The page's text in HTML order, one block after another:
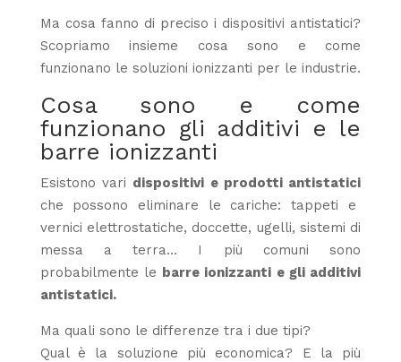
Ma cosa fanno di preciso i dispositivi antistatici?
Scopriamo insieme cosa sono e come
funzionano le soluzioni ionizzanti per le industrie.
Cosa sono e come
funzionano gli additivi e le
barre ionizzanti
Esistono vari dispositivi e prodotti antistatici
che possono eliminare le cariche: tappeti e
vernici elettrostatiche, doccette, ugelli, sistemi di
messa a terra… I più comuni sono
probabilmente le barre ionizzanti e gli additivi
antistatici.
Ma quali sono le differenze tra i due tipi?
Qual è la soluzione più economica? E la più